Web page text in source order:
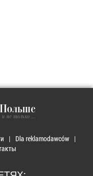
и не только ...
Dla reklamodawców